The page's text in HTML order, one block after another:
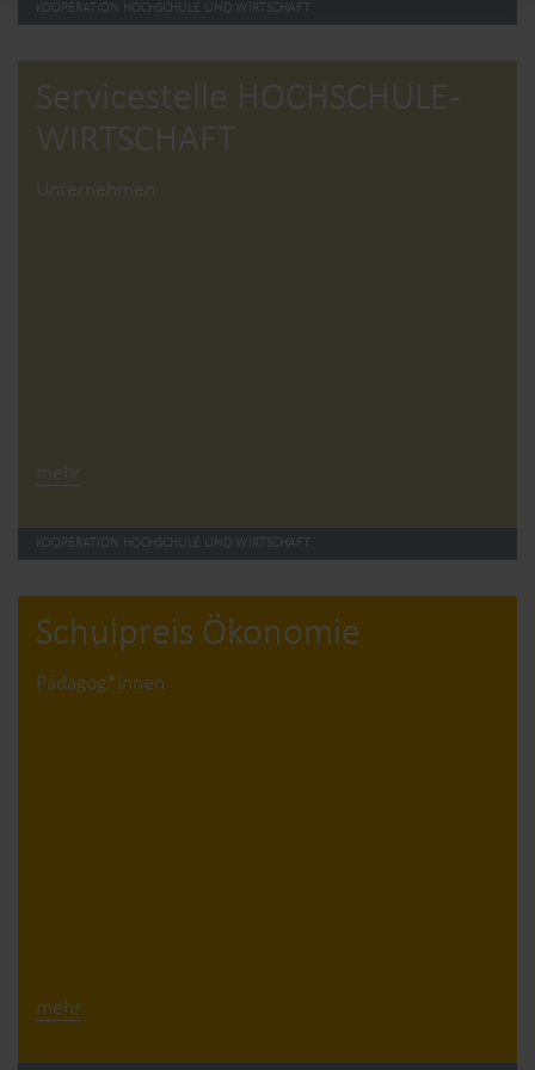
KOOPERATION HOCHSCHULE UND WIRTSCHAFT
Service­stelle HOCHSCHULE­
WIRTSCHAFT
Unternehmen
mehr
KOOPERATION HOCHSCHULE UND WIRTSCHAFT
Schulpreis Ökonomie
Pädagog*innen
mehr